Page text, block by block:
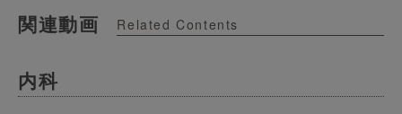
関連動画 Related Contents
内科